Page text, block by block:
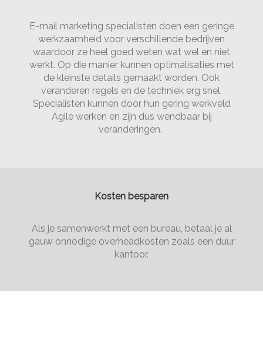
E-mail marketing specialisten doen een geringe
werkzaamheid voor verschillende bedrijven
waardoor ze heel goed weten wat wel en niet
werkt. Op die manier kunnen optimalisaties met
de kleinste details gemaakt worden. Ook
veranderen regels en de techniek erg snel.
Specialisten kunnen door hun gering werkveld
Agile werken en zijn dus wendbaar bij
veranderingen.
Kosten besparen
Als je samenwerkt met een bureau, betaal je al
gauw onnodige overheadkosten zoals een duur
kantoor.